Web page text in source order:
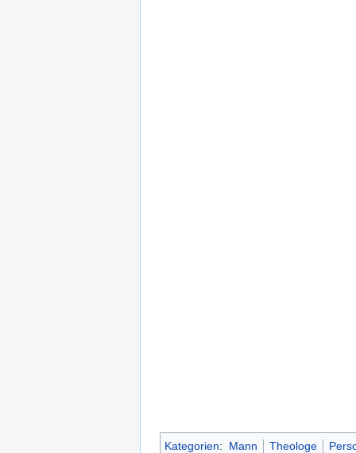
Kategorien: Mann Theologe